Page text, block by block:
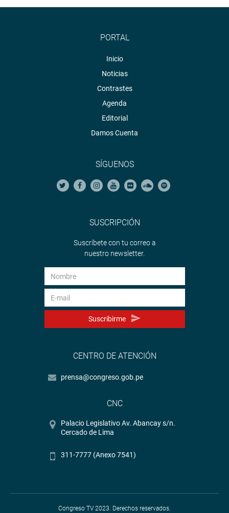
PORTAL
Inicio
Noticias
Contrastes
Agenda
Editorial
Damos Cuenta
SÍGUENOS
SUSCRIPCIÓN
Suscríbete con tu correo a
nuestro newsletter.
Suscribirme
CENTRO DE ATENCIÓN
prensa@congreso.gob.pe
CNC
Palacio Legislativo Av. Abancay s/n.
Cercado de Lima
311-7777 (Anexo 7541)
Congreso TV 2023. Derechos reservados.